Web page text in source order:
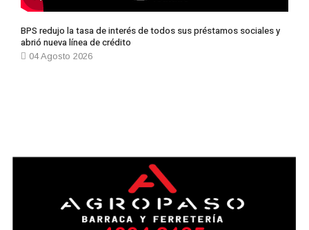
BPS redujo la tasa de interés de todos sus préstamos sociales y
abrió nueva línea de crédito
04 Agosto 2026